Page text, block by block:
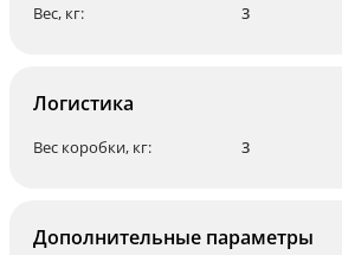
Вес, кг: 3
Логистика
Вес коробки, кг: 3
Дополнительные параметры